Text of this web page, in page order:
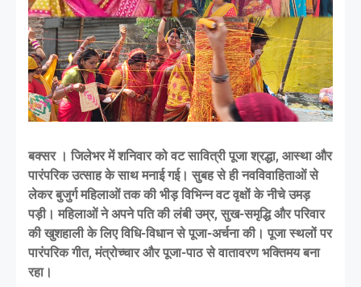
बक्सर । जिलेभर में शनिवार को वट सावित्री पूजा श्रद्धा, आस्था और
पारंपरिक उत्साह के साथ मनाई गई। सुबह से ही नवविवाहिताओं से
लेकर बुजुर्ग महिलाओं तक की भीड़ विभिन्न वट वृक्षों के नीचे उमड़
पड़ी। महिलाओं ने अपने पति की लंबी उम्र, सुख-समृद्धि और परिवार
की खुशहाली के लिए विधि-विधान से पूजा-अर्चना की। पूजा स्थलों पर
पारंपरिक गीत, मंत्रोच्चार और पूजा-पाठ से वातावरण भक्तिमय बना
रहा।